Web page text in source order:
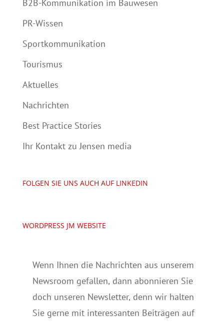
B2B-Kommunikation im Bauwesen
PR-Wissen
Sportkommunikation
Tourismus
Aktuelles
Nachrichten
Best Practice Stories
Ihr Kontakt zu Jensen media
FOLGEN SIE UNS AUCH AUF LINKEDIN
WORDPRESS JM WEBSITE
Wenn Ihnen die Nachrichten aus unserem
Newsroom gefallen, dann abonnieren Sie
doch unseren Newsletter, denn wir halten
Sie gerne mit interessanten Beiträgen auf